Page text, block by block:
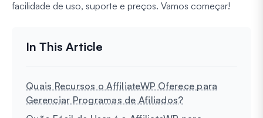
facilidade de uso, suporte e preços. Vamos começar!
Quais Recursos o AffiliateWP Oferece para
Gerenciar Programas de Afiliados?